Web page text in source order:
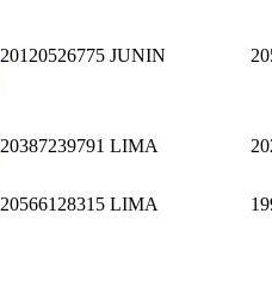
20120526775 JUNIN
20387239791 LIMA
20566128315 LIMA